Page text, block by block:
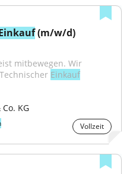
(m/w/d)
mitbewegen. Wir
Einkauf
KG
Vollzeit